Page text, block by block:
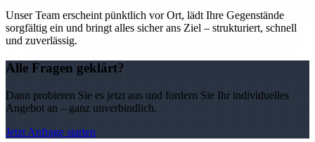
Unser Team erscheint pünktlich vor Ort, lädt Ihre Gegenstände
sorgfältig ein und bringt alles sicher ans Ziel – strukturiert, schnell
und zuverlässig.
Alle Fragen geklärt?
Dann probieren Sie es jetzt aus und fordern Sie Ihr individuelles
Angebot an – ganz unverbindlich.
Jetzt Anfrage starten